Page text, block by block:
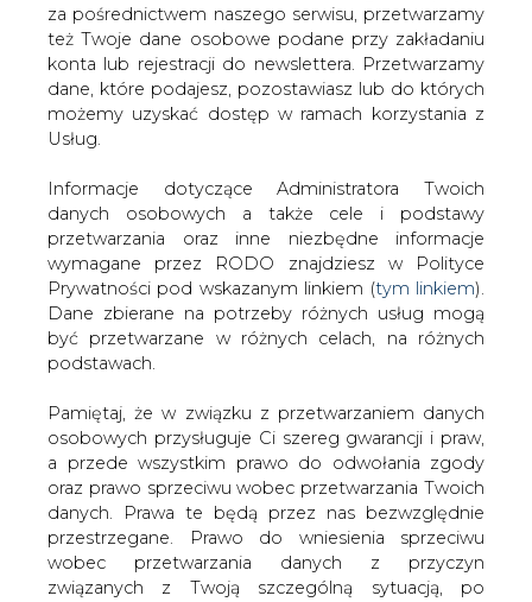
za pośrednictwem naszego serwisu, przetwarzamy
też Twoje dane osobowe podane przy zakładaniu
konta lub rejestracji do newslettera. Przetwarzamy
dane, które podajesz, pozostawiasz lub do których
możemy uzyskać dostęp w ramach korzystania z
Usług.
Informacje dotyczące Administratora Twoich
danych osobowych a także cele i podstawy
przetwarzania oraz inne niezbędne informacje
wymagane przez RODO znajdziesz w Polityce
Prywatności pod wskazanym linkiem (tym linkiem).
Dane zbierane na potrzeby różnych usług mogą
być przetwarzane w różnych celach, na różnych
podstawach.
Pamiętaj, że w związku z przetwarzaniem danych
osobowych przysługuje Ci szereg gwarancji i praw,
a przede wszystkim prawo do odwołania zgody
oraz prawo sprzeciwu wobec przetwarzania Twoich
danych. Prawa te będą przez nas bezwzględnie
przestrzegane. Prawo do wniesienia sprzeciwu
wobec przetwarzania danych z przyczyn
związanych z Twoją szczególną sytuacją, po
Strona główna MATERIAŁY PROBLEMOWE /
800
numerów (74 lata) "Energetyki"
2021-03-25 06:43
skomentuj
udostępnij:
800 numerów (74 lata)
"Energetyki"
W artykule opisano historię polskiej
elektryfikacji i historię kształtowania się
po II wojnie światowej polskiej